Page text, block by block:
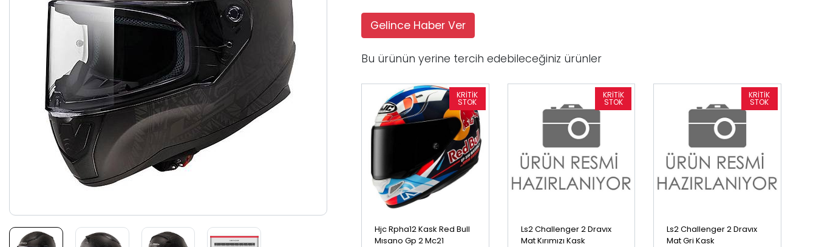
Gelince Haber Ver
Bu ürünün yerine tercih edebileceğiniz ürünler
Hjc Rpha12 Kask Red Bull
Mısano Gp 2 Mc21
Ls2 Challenger 2 Dravıx
Mat Kırımızı Kask
Ls2 Challenger 2 Dravıx
Mat Gri Kask